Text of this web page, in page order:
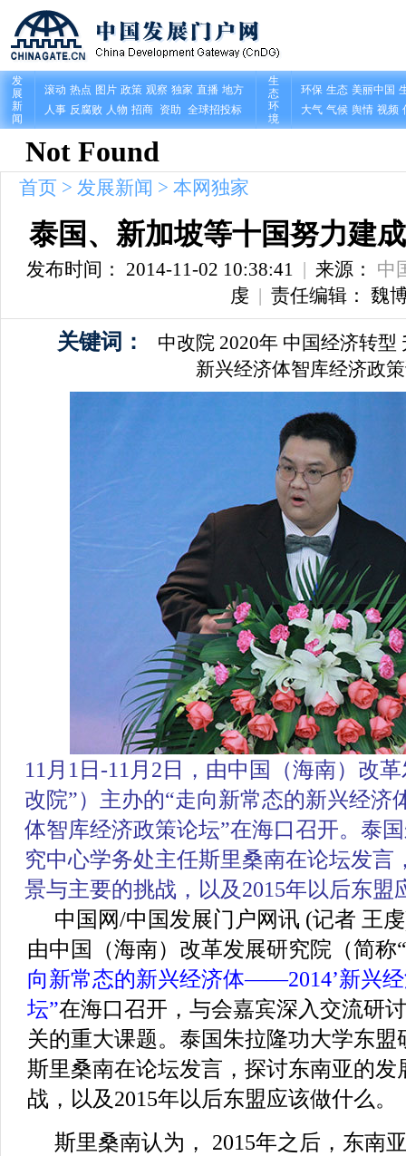
首页 > 发展新闻 > 本网独家
泰国、新加坡等十国努力建
发布时间： 2014-11-02 10:38:41 | 来源： 中
虔 | 责任编辑： 魏
关键词： 中改院 2020年 中国经济转型
新兴经济体智库经济政
11月1日-11月2日，由中国（海南）改
改院”）主办的“走向新常态的新兴经
体智库经济政策论坛”在海口召开。泰
究中心学务处主任斯里桑南在论坛发言
景与主要的挑战，以及2015年以后东盟
中国网/中国发展门户网讯 (记者 王
由中国（海南）改革发展研究院（简称
向新常态的新兴经济体——2014’新兴
坛”在海口召开，与会嘉宾深入交流研
关的重大课题。泰国朱拉隆功大学东
斯里桑南在论坛发言，探讨东南亚的发
战，以及2015年以后东盟应该做什么。
斯里桑南认为， 2015年之后，东南